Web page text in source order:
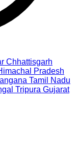
Chhattisgarh
Pradesh
Tamil Nadu
Tripura Gujarat